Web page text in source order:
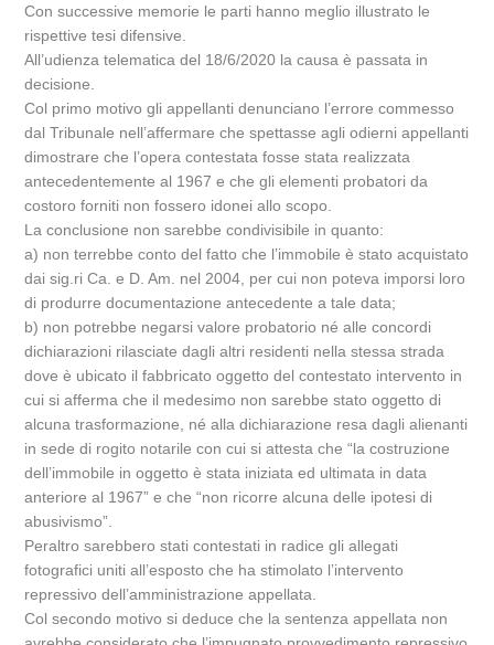
Con successive memorie le parti hanno meglio illustrato le
rispettive tesi difensive.
All’udienza telematica del 18/6/2020 la causa è passata in
decisione.
Col primo motivo gli appellanti denunciano l’errore commesso
dal Tribunale nell’affermare che spettasse agli odierni appellanti
dimostrare che l’opera contestata fosse stata realizzata
antecedentemente al 1967 e che gli elementi probatori da
costoro forniti non fossero idonei allo scopo.
La conclusione non sarebbe condivisibile in quanto:
a) non terrebbe conto del fatto che l’immobile è stato acquistato
dai sig.ri Ca. e D. Am. nel 2004, per cui non poteva imporsi loro
di produrre documentazione antecedente a tale data;
b) non potrebbe negarsi valore probatorio né alle concordi
dichiarazioni rilasciate dagli altri residenti nella stessa strada
dove è ubicato il fabbricato oggetto del contestato intervento in
cui si afferma che il medesimo non sarebbe stato oggetto di
alcuna trasformazione, né alla dichiarazione resa dagli alienanti
in sede di rogito notarile con cui si attesta che “la costruzione
dell’immobile in oggetto è stata iniziata ed ultimata in data
anteriore al 1967” e che “non ricorre alcuna delle ipotesi di
abusivismo”.
Peraltro sarebbero stati contestati in radice gli allegati
fotografici uniti all’esposto che ha stimolato l’intervento
repressivo dell’amministrazione appellata.
Col secondo motivo si deduce che la sentenza appellata non